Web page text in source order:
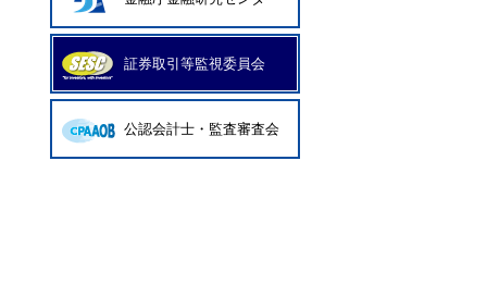
証券取引等監視委員会
公認会計士・監査審査会